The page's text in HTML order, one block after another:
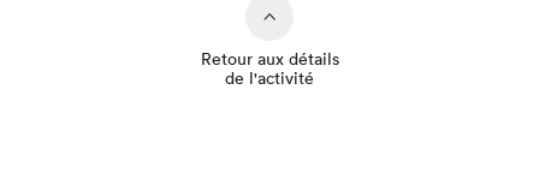
Retour aux détails
de l'activité